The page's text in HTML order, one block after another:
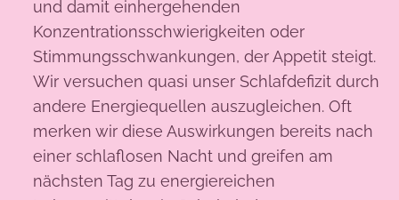
und damit einhergehenden
Konzentrationsschwierigkeiten oder
Stimmungsschwankungen, der Appetit steigt.
Wir versuchen quasi unser Schlafdefizit durch
andere Energiequellen auszugleichen. Oft
merken wir diese Auswirkungen bereits nach
einer schlaflosen Nacht und greifen am
nächsten Tag zu energiereichen